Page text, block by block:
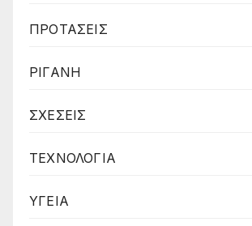
ΠΡΟΤΑΣΕΙΣ
ΡΙΓΑΝΗ
ΣΧΕΣΕΙΣ
ΤΕΧΝΟΛΟΓΙΑ
ΥΓΕΙΑ